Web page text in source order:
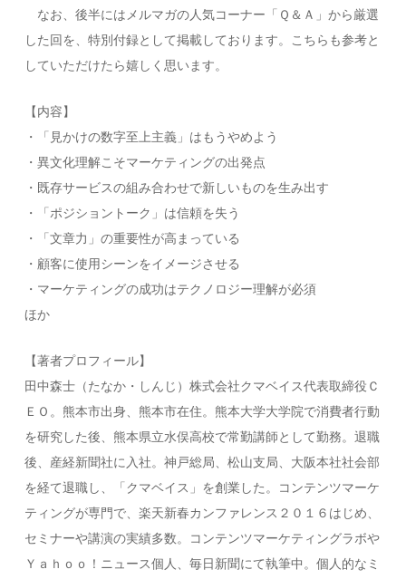
なお、後半にはメルマガの人気コーナー「Ｑ＆Ａ」から厳選
した回を、特別付録として掲載しております。こちらも参考と
していただけたら嬉しく思います。
【内容】
・「見かけの数字至上主義」はもうやめよう
・異文化理解こそマーケティングの出発点
・既存サービスの組み合わせで新しいものを生み出す
・「ポジショントーク」は信頼を失う
・「文章力」の重要性が高まっている
・顧客に使用シーンをイメージさせる
・マーケティングの成功はテクノロジー理解が必須
ほか
【著者プロフィール】
田中森士（たなか・しんじ）株式会社クマベイス代表取締役Ｃ
ＥＯ。熊本市出身、熊本市在住。熊本大学大学院で消費者行動
を研究した後、熊本県立水俣高校で常勤講師として勤務。退職
後、産経新聞社に入社。神戸総局、松山支局、大阪本社社会部
を経て退職し、「クマベイス」を創業した。コンテンツマーケ
ティングが専門で、楽天新春カンファレンス２０１６はじめ、
セミナーや講演の実績多数。コンテンツマーケティングラボや
Ｙａｈｏｏ！ニュース個人、毎日新聞にて執筆中。個人的なミ